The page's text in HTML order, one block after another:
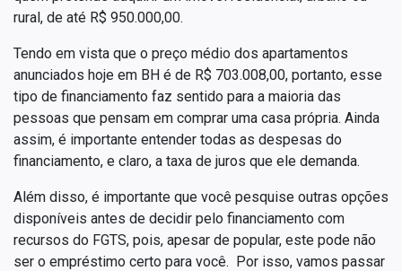
rural, de até R$ 950.000,00.
Tendo em vista que o preço médio dos apartamentos
anunciados hoje em BH é de R$ 703.008,00, portanto, esse
tipo de financiamento faz sentido para a maioria das
pessoas que pensam em comprar uma casa própria. Ainda
assim, é importante entender todas as despesas do
financiamento, e claro, a taxa de juros que ele demanda.
Além disso, é importante que você pesquise outras opções
disponíveis antes de decidir pelo financiamento com
recursos do FGTS, pois, apesar de popular, este pode não
ser o empréstimo certo para você. Por isso, vamos passar